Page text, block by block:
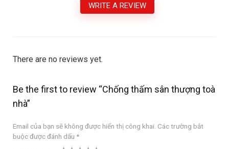
WRITE A REVIEW
There are no reviews yet.
Be the first to review “Chống thấm sân thượng toà
nhà”
Email của bạn sẽ không được hiển thị công khai. Các trường bắt
buộc được đánh dấu *